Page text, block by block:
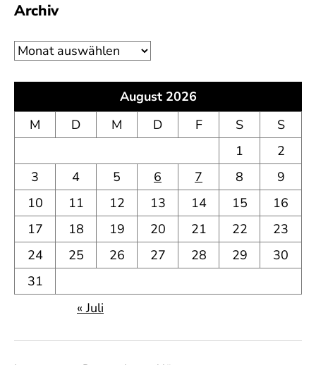
Archiv
Archiv
August 2026
M
D M D F S
S
1
2
3
4 5 6 7 8
9
10
11 12 13 14 15
16
17
18 19 20 21 22
23
24
25 26 27 28 29
30
31
« Juli